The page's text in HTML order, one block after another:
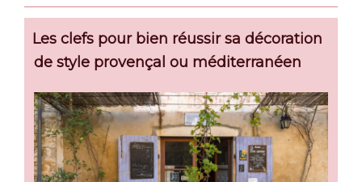
Les clefs pour bien réussir sa décoration
de style provençal ou méditerranéen